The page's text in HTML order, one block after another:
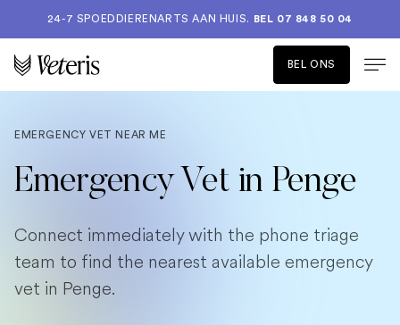
24-7 SPOEDDIERENARTS AAN HUIS. BEL 07 848 50 04
BEL ONS
EMERGENCY VET NEAR ME
Emergency Vet in Penge
Connect immediately with the phone triage
team to find the nearest available emergency
vet in Penge.